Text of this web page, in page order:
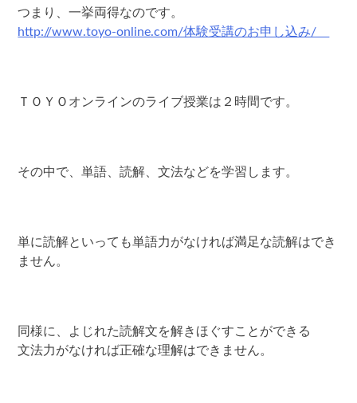
つまり、一挙両得なのです。
http://www.toyo-online.com/体験受講のお申し込み/
ＴＯＹＯオンラインのライブ授業は２時間です。
その中で、単語、読解、文法などを学習します。
単に読解といっても単語力がなければ満足な読解はでき
ません。
同様に、よじれた読解文を解きほぐすことができる
文法力がなければ正確な理解はできません。